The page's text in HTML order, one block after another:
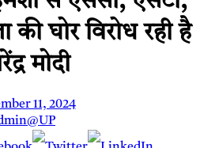
घोर विरोध रही है
मोदी
11, 2024